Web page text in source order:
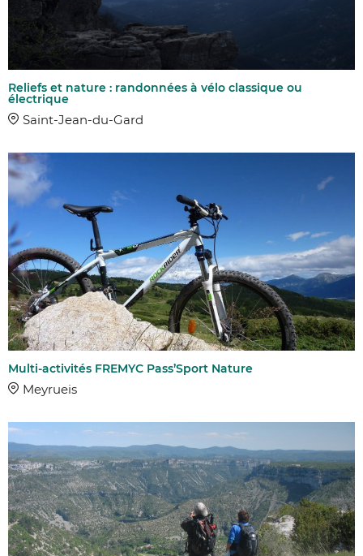
Reliefs et nature : randonnées à vélo classique ou
électrique
Saint-Jean-du-Gard
Multi-activités FREMYC Pass’Sport Nature
Meyrueis